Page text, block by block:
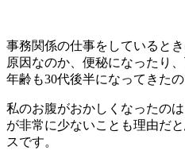
事務関係の仕事をしていると
原因なのか、便秘になったり
年齢も30代後半になってきた
私のお腹がおかしくなったの
が非常に少ないことも理由だ
スです。